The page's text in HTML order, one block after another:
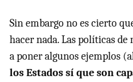
Sin embargo no es cierto
hacer nada. Las políticas
a poner algunos ejemplos
los Estados sí que son